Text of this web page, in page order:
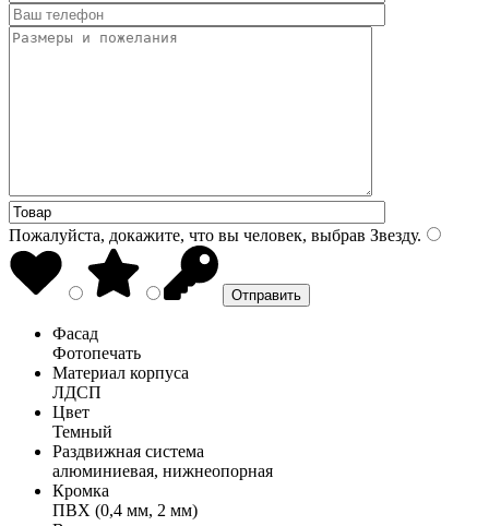
Пожалуйста, докажите, что вы человек, выбрав Звезду.
Фасад
Фотопечать
Материал корпуса
ЛДСП
Цвет
Темный
Раздвижная система
алюминиевая, нижнеопорная
Кромка
ПВХ (0,4 мм, 2 мм)